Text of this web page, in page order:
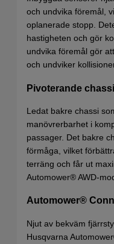
och undvika föremål,
oplanerade stopp.
hastigheten och gör
undvika föremål gör
och undviker
Pivoterande chassi
Ledat bakre chassi
manövrerbarhet i
passager. Det bakre
förmåga, vilket
terräng och får ut
Automower® AWD-
Automower®
Njut av bekväm
Husqvarna